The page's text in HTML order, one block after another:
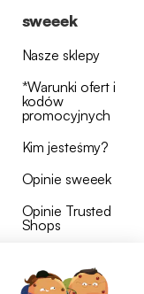
sweeek
Nasze sklepy
*Warunki ofert i
kodów
promocyjnych
Kim jesteśmy?
Opinie sweeek
Opinie Trusted
Shops